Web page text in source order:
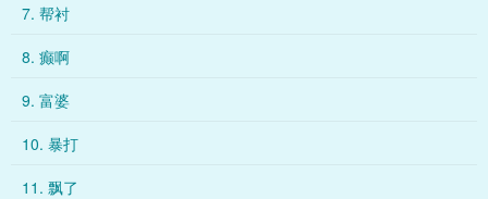
7. 帮衬
8. 癫啊
9. 富婆
10. 暴打
11. 飘了